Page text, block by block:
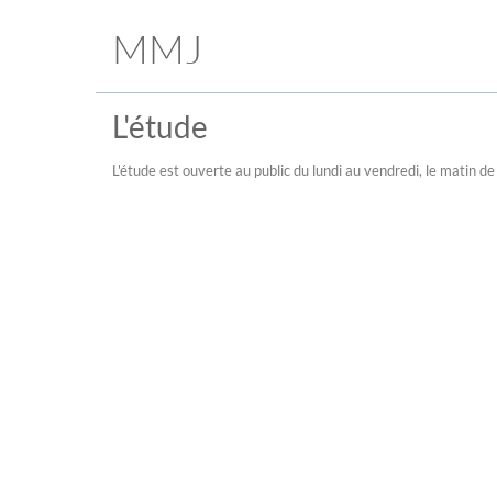
MMJ
L'étude
L'étude est ouverte au public du lundi au vendredi, le matin